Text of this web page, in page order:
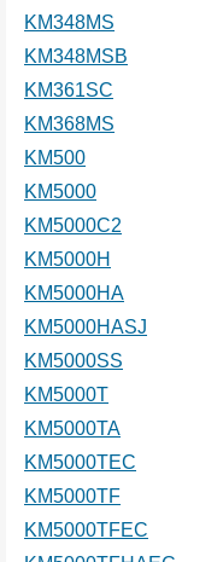
KM348MS
KM348MSB
KM361SC
KM368MS
KM500
KM5000
KM5000C2
KM5000H
KM5000HA
KM5000HASJ
KM5000SS
KM5000T
KM5000TA
KM5000TEC
KM5000TF
KM5000TFEC